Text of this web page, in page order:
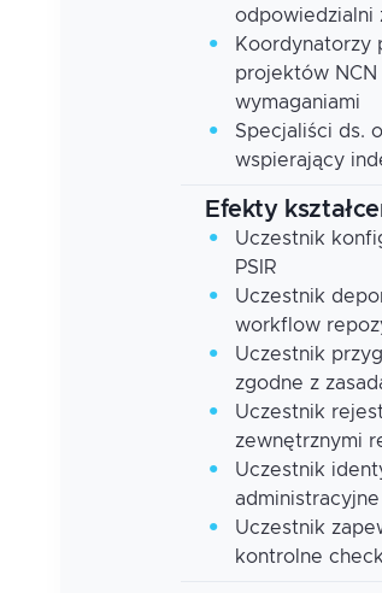
odpowiedzialni
Koordynatorzy
projektów
wymaganiami
Specjaliści ds.
wspierający
Efekty
Uczestnik
PSIR
Uczestnik
workflow
Uczestnik
zgodne z
Uczestnik
zewnętrznymi
Uczestnik
administracyjne
Uczestnik
kontrolne